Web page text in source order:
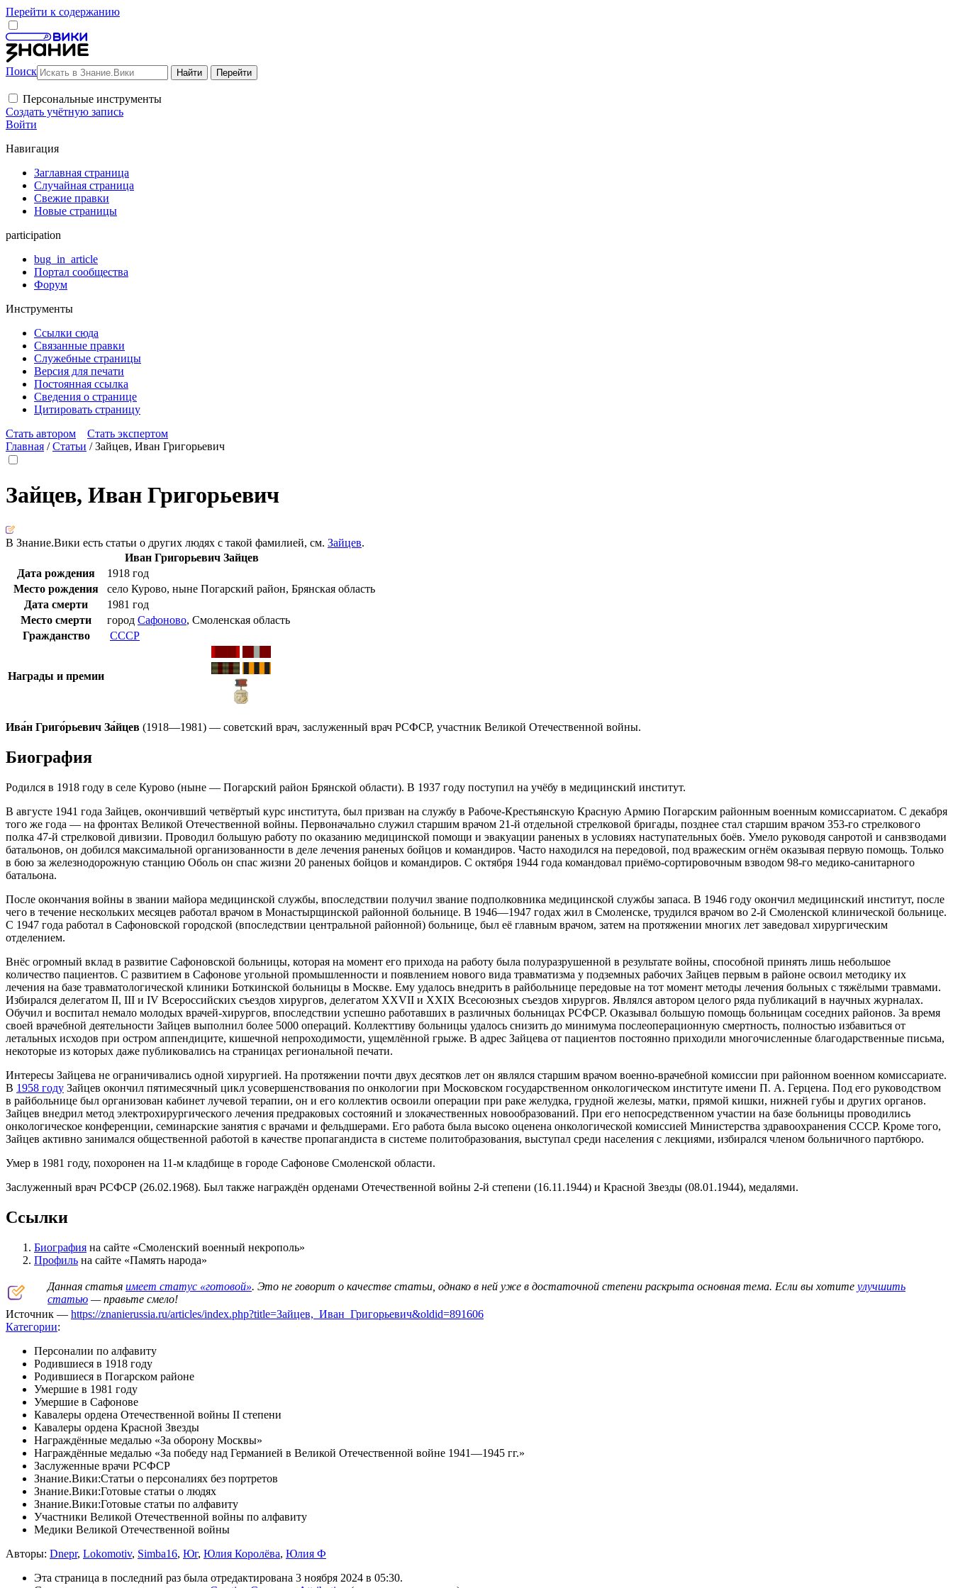
Перейти к содержанию
Поиск
Персональные инструменты
Создать учётную запись
Войти
Навигация
Заглавная страница
Случайная страница
Свежие правки
Новые страницы
participation
bug_in_article
Портал сообщества
Форум
Инструменты
Ссылки сюда
Связанные правки
Служебные страницы
Версия для печати
Постоянная ссылка
Сведения о странице
Цитировать страницу
Стать автором
Стать экспертом
Главная /Статьи /Зайцев, Иван Григорьевич
Зайцев, Иван Григорьевич
В Знание.Вики есть статьи о других людях с такой фамилией, см. Зайцев.
Иван Григорьевич Зайцев
Дата рождения
1918 год
Место рождения
село Курово, ныне Погарский район, Брянская область
Дата смерти
1981 год
Место смерти
город Сафоново, Смоленская область
Гражданство
СССР
Награды и премии
Ива́н Григо́рьевич За́йцев (1918—1981) — советский врач, заслуженный врач РСФСР, участник Великой Отечественной войны.
Биография
Родился в 1918 году в селе Курово (ныне — Погарский район Брянской области). В 1937 году поступил на учёбу в медицинский институт.
В августе 1941 года Зайцев, окончивший четвёртый курс института, был призван на службу в Рабоче-Крестьянскую Красную Армию Погарским районным военным комиссариатом. С декабря
того же года — на фронтах Великой Отечественной войны. Первоначально служил старшим врачом 21-й отдельной стрелковой бригады, позднее стал старшим врачом 353-го стрелкового
полка 47-й стрелковой дивизии. Проводил большую работу по оказанию медицинской помощи и эвакуации раненых в условиях наступательных боёв. Умело руководя санротой и санвзводами
батальонов, он добился максимальной организованности в деле лечения раненых бойцов и командиров. Часто находился на передовой, под вражеским огнём оказывая первую помощь. Только
в бою за железнодорожную станцию Оболь он спас жизни 20 раненых бойцов и командиров. С октября 1944 года командовал приёмо-сортировочным взводом 98-го медико-санитарного
батальона.
После окончания войны в звании майора медицинской службы, впоследствии получил звание подполковника медицинской службы запаса. В 1946 году окончил медицинский институт, после
чего в течение нескольких месяцев работал врачом в Монастырщинской районной больнице. В 1946—1947 годах жил в Смоленске, трудился врачом во 2-й Смоленской клинической больнице.
С 1947 года работал в Сафоновской городской (впоследствии центральной районной) больнице, был её главным врачом, затем на протяжении многих лет заведовал хирургическим
отделением.
Внёс огромный вклад в развитие Сафоновской больницы, которая на момент его прихода на работу была полуразрушенной в результате войны, способной принять лишь небольшое
количество пациентов. С развитием в Сафонове угольной промышленности и появлением нового вида травматизма у подземных рабочих Зайцев первым в районе освоил методику их
лечения на базе травматологической клиники Боткинской больницы в Москве. Ему удалось внедрить в райбольнице передовые на тот момент методы лечения больных с тяжёлыми травмами.
Избирался делегатом II, III и IV Всероссийских съездов хирургов, делегатом XXVII и XXIX Всесоюзных съездов хирургов. Являлся автором целого ряда публикаций в научных журналах.
Обучил и воспитал немало молодых врачей-хирургов, впоследствии успешно работавших в различных больницах РСФСР. Оказывал большую помощь больницам соседних районов. За время
своей врачебной деятельности Зайцев выполнил более 5000 операций. Коллекттиву больницы удалось снизить до минимума послеоперационную смертность, полностью избавиться от
летальных исходов при остром аппендиците, кишечной непроходимости, ущемлённой грыже. В адрес Зайцева от пациентов постоянно приходили многочисленные благодарственные письма,
некоторые из которых даже публиковались на страницах региональной печати.
Интересы Зайцева не ограничивались одной хирургией. На протяжении почти двух десятков лет он являлся старшим врачом военно-врачебной комиссии при районном военном комиссариате.
В 1958 году Зайцев окончил пятимесячный цикл усовершенствования по онкологии при Московском государственном онкологическом институте имени П. А. Герцена. Под его руководством
в райбольнице был организован кабинет лучевой терапии, он и его коллектив освоили операции при раке желудка, грудной железы, матки, прямой кишки, нижней губы и других органов.
Зайцев внедрил метод электрохирургического лечения предраковых состояний и злокачественных новообразований. При его непосредственном участии на базе больницы проводились
онкологическое конференции, семинарские занятия с врачами и фельдшерами. Его работа была высоко оценена онкологической комиссией Министерства здравоохранения СССР. Кроме того,
Зайцев активно занимался общественной работой в качестве пропагандиста в системе политобразования, выступал среди населения с лекциями, избирался членом больничного партбюро.
Умер в 1981 году, похоронен на 11-м кладбище в городе Сафонове Смоленской области.
Заслуженный врач РСФСР (26.02.1968). Был также награждён орденами Отечественной войны 2-й степени (16.11.1944) и Красной Звезды (08.01.1944), медалями.
Ссылки
Биография на сайте «Смоленский военный некрополь»
Профиль на сайте «Память народа»
Данная статья имеет статус «готовой». Это не говорит о качестве статьи , однако в ней уже в достаточной степени раскрыта основная тема. Если вы хотите улучшить
статью — правьте смело!
Источник — https://znanierussia.ru/articles/index.php?title=Зайцев,_Иван_Григорьевич&oldid=891606
Категории:
Персоналии по алфавиту
Родившиеся в 1918 году
Родившиеся в Погарском районе
Умершие в 1981 году
Умершие в Сафонове
Кавалеры ордена Отечественной войны II степени
Кавалеры ордена Красной Звезды
Награждённые медалью «За оборону Москвы»
Награждённые медалью «За победу над Германией в Великой Отечественной войне 1941—1945 гг.»
Заслуженные врачи РСФСР
Знание.Вики:Статьи о персоналиях без портретов
Знание.Вики:Готовые статьи о людях
Знание.Вики:Готовые статьи по алфавиту
Участники Великой Отечественной войны по алфавиту
Медики Великой Отечественной войны
Авторы: Dnepr, Lokomotiv, Simba16, Юг, Юлия Королёва, Юлия Ф
Эта страница в последний раз была отредактирована 3 ноября 2024 в 05:30.